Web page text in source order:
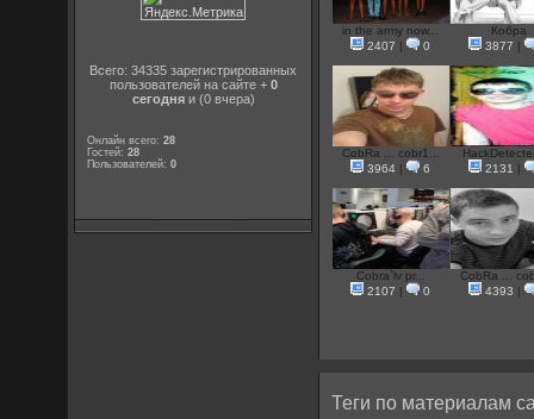
Всего: 34335 зарегистрированных
пользователей на сайте + 0
сегодняи (0 вчера)
Онлайн всего:28
Гостей:28
Пользователей:0
in the army now...
2407
| 0
Кобра
3877
|
CobRa ... cobr1...
3964 | 6
2131
|
Cobra`lv pr...
2107
| 0
CobRa ...
4393
|
Теги по материалам